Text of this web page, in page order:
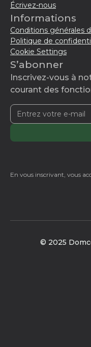
Écrivez-nous
Informations
Conditions générales
Politique de
Cookie Settings
S’abonner
Inscrivez-vous à
courant des
En vous inscrivant, vous
© 2025